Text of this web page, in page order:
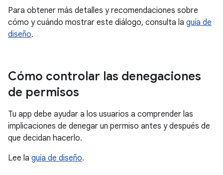
Para obtener más detalles y recomendaciones sobre
cómo y cuándo mostrar este diálogo, consulta la guía de
diseño.
Cómo controlar las denegaciones
de permisos
Tu app debe ayudar a los usuarios a comprender las
implicaciones de denegar un permiso antes y después de
que decidan hacerlo.
Lee la guía de diseño.